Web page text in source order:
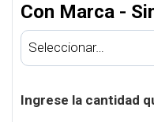
Con Marca -
Ingrese la cantidad